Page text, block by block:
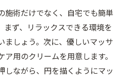
施術だけでなく、自宅でも簡単
まず、リラックスできる環境を
ましょう。次に、優しいマッサ
用のクリームを用意します。
しながら、円を描くようにマッ